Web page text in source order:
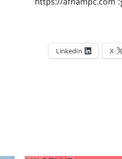
X
LinkedIn